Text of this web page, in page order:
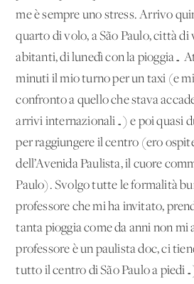
me è sempre uno stress. Arrivo
quarto di volo, a São Paulo, città
abitanti, di lunedì con la pioggia…
minuti il mio turno per un taxi (e
confronto a quello che stava
arrivi internazionali…) e poi quasi
per raggiungere il centro (ero
dell’Avenida Paulista, il cuore
Paulo). Svolgo tutte le formalità
professore che mi ha invitato,
tanta pioggia come da anni non mi
professore è un paulista doc, ci
tutto il centro di São Paulo a